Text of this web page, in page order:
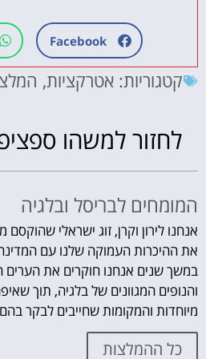
Facebook
קטגוריות: אטרקציות,
לחזור למשהו
המומחים לבריסל ובלגיה
אנחנו לירון וקרן, זוג ישראלי
את ההיכרות העמוקה שלנו עם
במשך שנים אנחנו חוקרים את הערים
והנופים המגוונים של בלגיה, תוך
מיוחדות והמקומות שחייבים לבקר
כל ההמלצות